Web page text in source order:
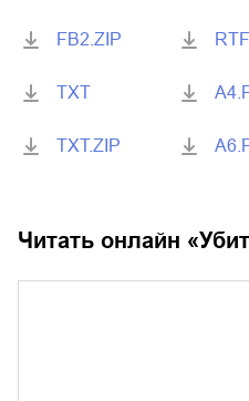
FB2.ZIP
TXT
TXT.ZIP
Читать онлайн «